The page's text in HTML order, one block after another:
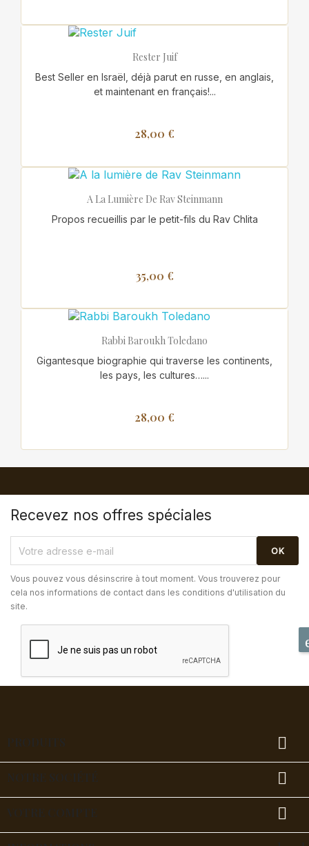
Rester Juif
Best Seller en Israël, déjà parut en russe, en anglais,
et maintenant en français!...
28,00 €
A La Lumière De Rav Steinmann
Propos recueillis par le petit-fils du Rav Chlita
35,00 €
Rabbi Baroukh Toledano
Gigantesque biographie qui traverse les continents,
les pays, les cultures…...
28,00 €
Recevez nos offres spéciales
Vous pouvez vous désinscrire à tout moment. Vous trouverez pour
cela nos informations de contact dans les conditions d'utilisation du
site.


